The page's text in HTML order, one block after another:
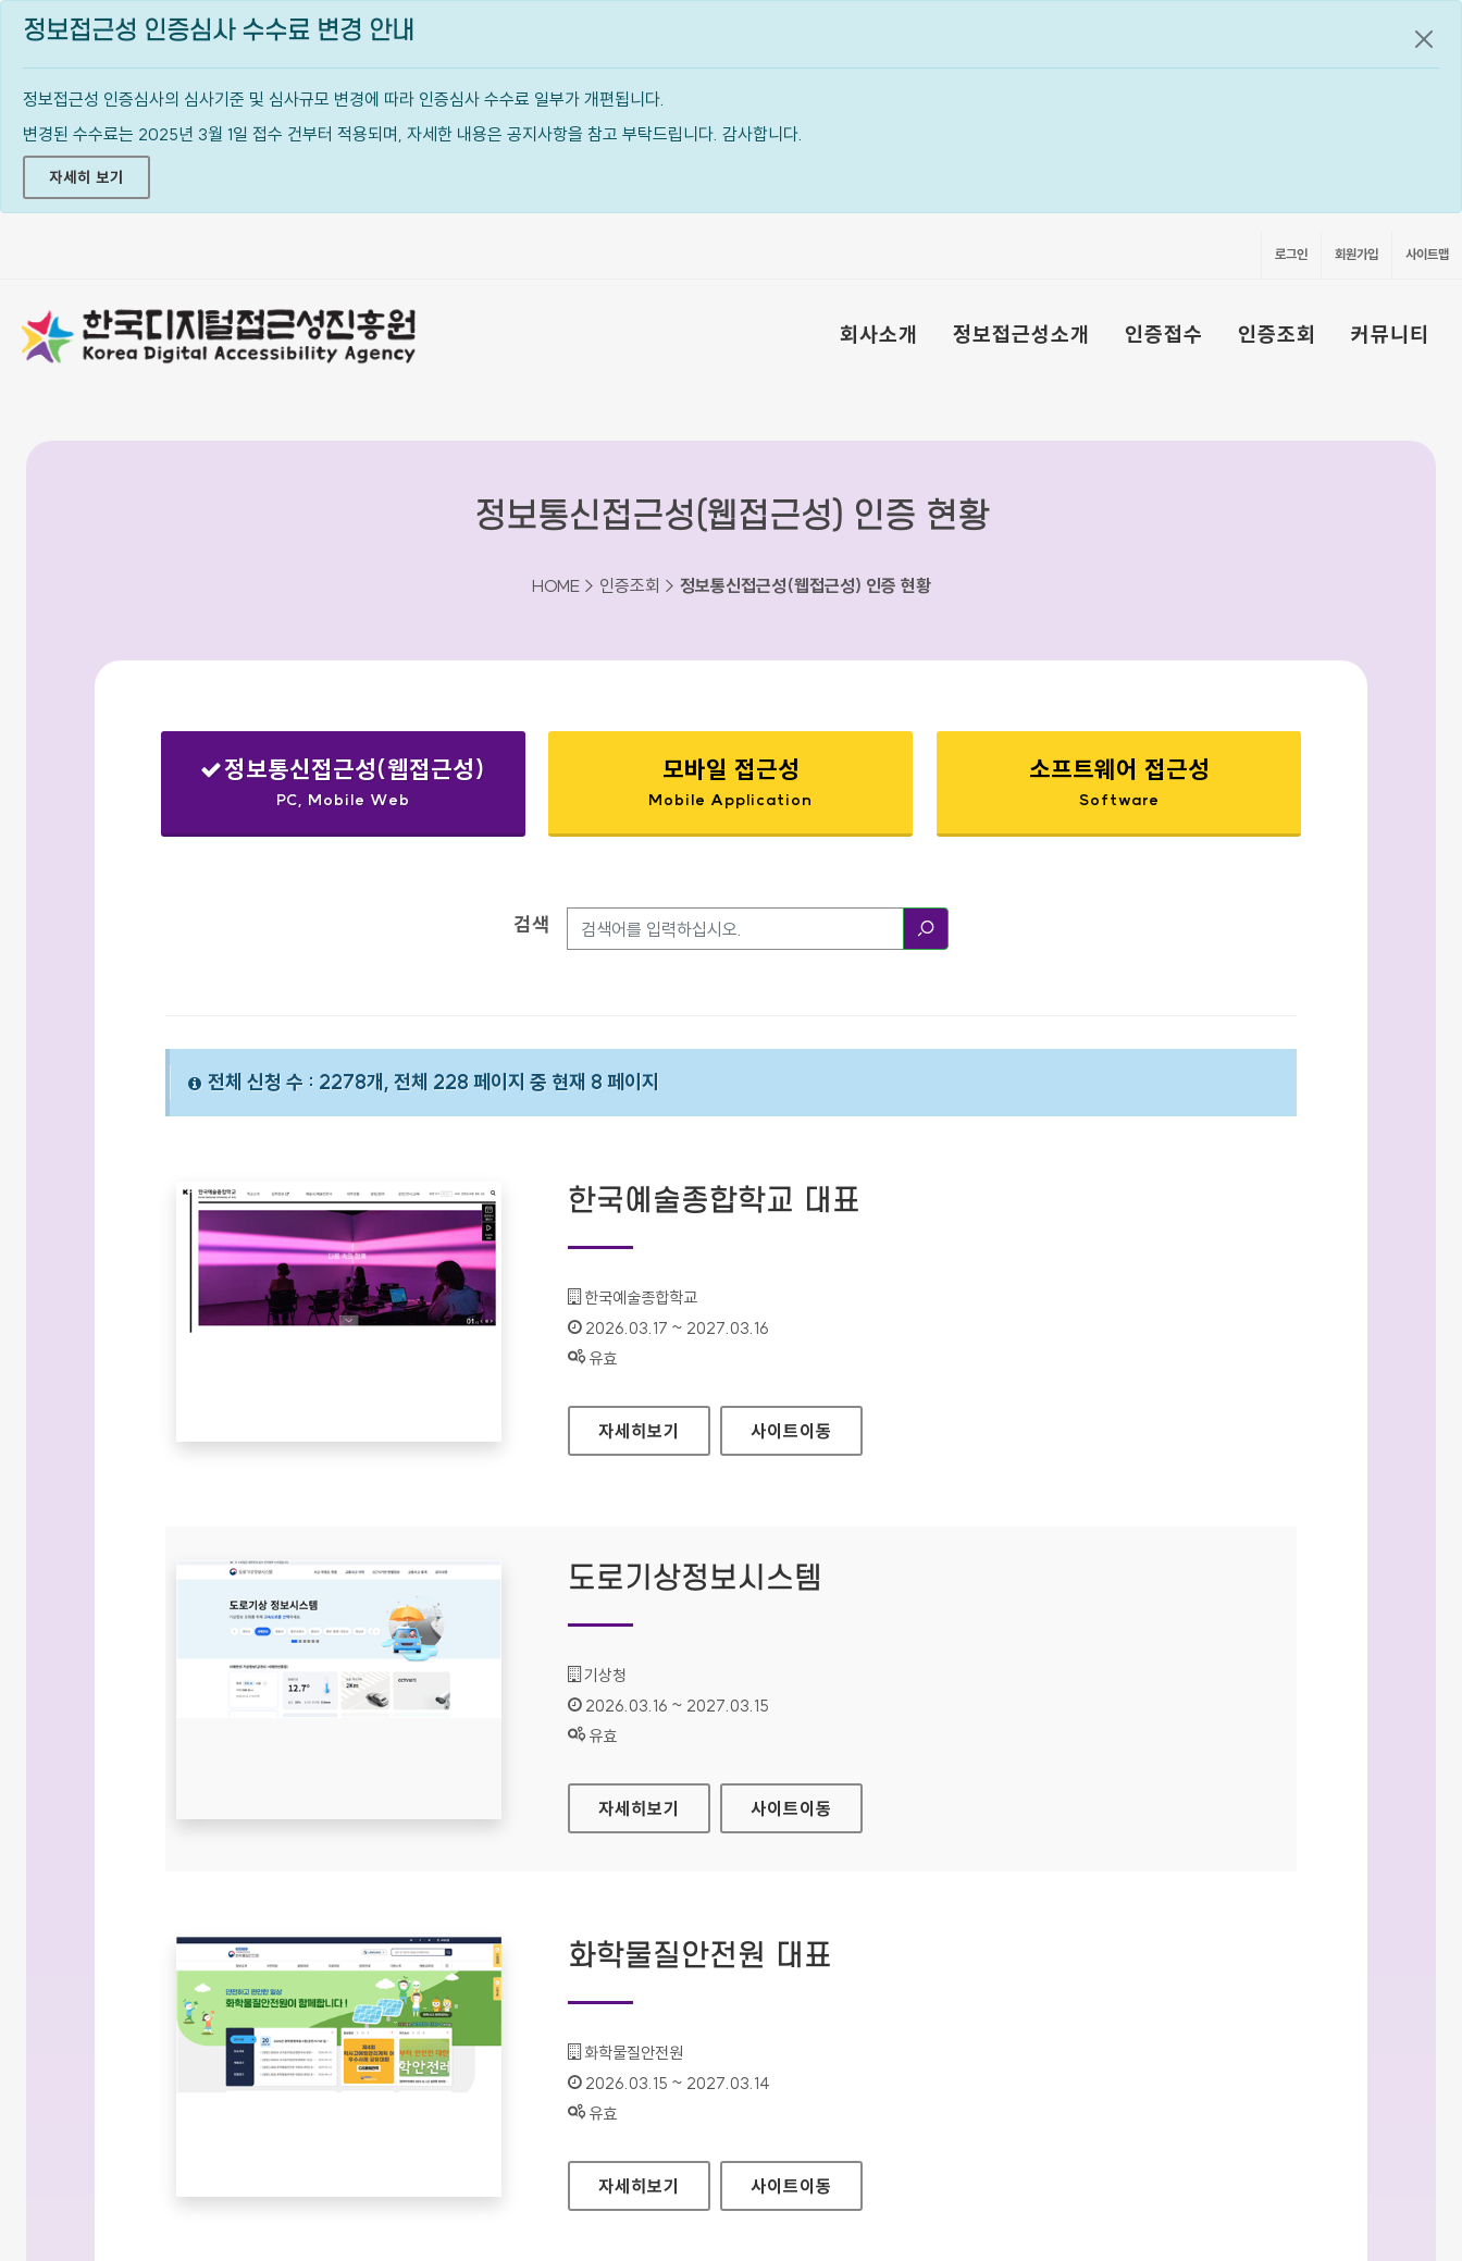
정보접근성 인증심사 수수료 변경 안내
정보접근성 인증심사의 심사기준 및 심사규모 변경에 따라 인증심사 수수료 일부가 개편됩니다.
변경된 수수료는 2025년 3월 1일 접수 건부터 적용되며, 자세한 내용은 공지사항을 참고 부탁드립니다. 감사합니다.
자세히 보기
공지
로그인 회원가입 사이트맵
회사소개 정보접근성소개 인증접수 인증조회 커뮤니티
정보통신접근성(웹접근성) 인증 현황
HOME > 인증조회 > 정보통신접근성(웹접근성) 인증 현황
정보통신접근성(웹접근성)
PC, Mobile Web
모바일 접근성
Mobile Application
소프트웨어 접근성
Software
검색
전체 신청 수 : 2278개, 전체 228 페이지 중 현재 8 페이지
한국예술종합학교 대표
기관명 :
한국예술종합학교
인증기간 :
2026.03.17 ~ 2027.03.16
상태 :
유효
한국예술종합학교 대표
자세히보기 사이트이동
도로기상정보시스템
기관명 :
기상청
인증기간 :
2026.03.16 ~ 2027.03.15
상태 :
유효
도로기상정보시스템
자세히보기 사이트이동
화학물질안전원 대표
기관명 :
화학물질안전원
인증기간 :
2026.03.15 ~ 2027.03.14
상태 :
유효
화학물질안전원 대표
자세히보기 사이트이동